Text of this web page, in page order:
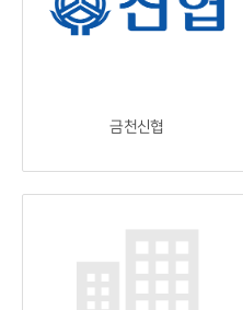
금천신협